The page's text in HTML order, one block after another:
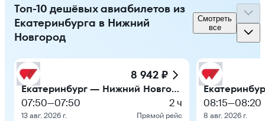
Топ-10 дешёвых авиабилетов из
Екатеринбурга в Нижний
Новгород
Смотреть
все
8 942 ₽
Екатеринбург — Нижний Новгород
07:50—07:50
13 авг. 2026 г.
2 ч
Прямой рейс
08:15—08:20
8 авг. 2026 г.